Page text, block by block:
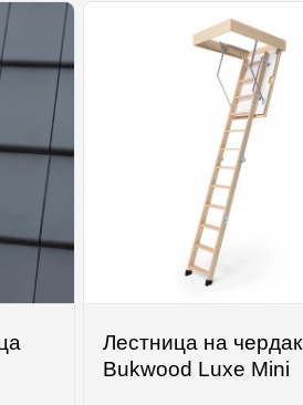
Лестница на чердак
Bukwood Luxe Mini